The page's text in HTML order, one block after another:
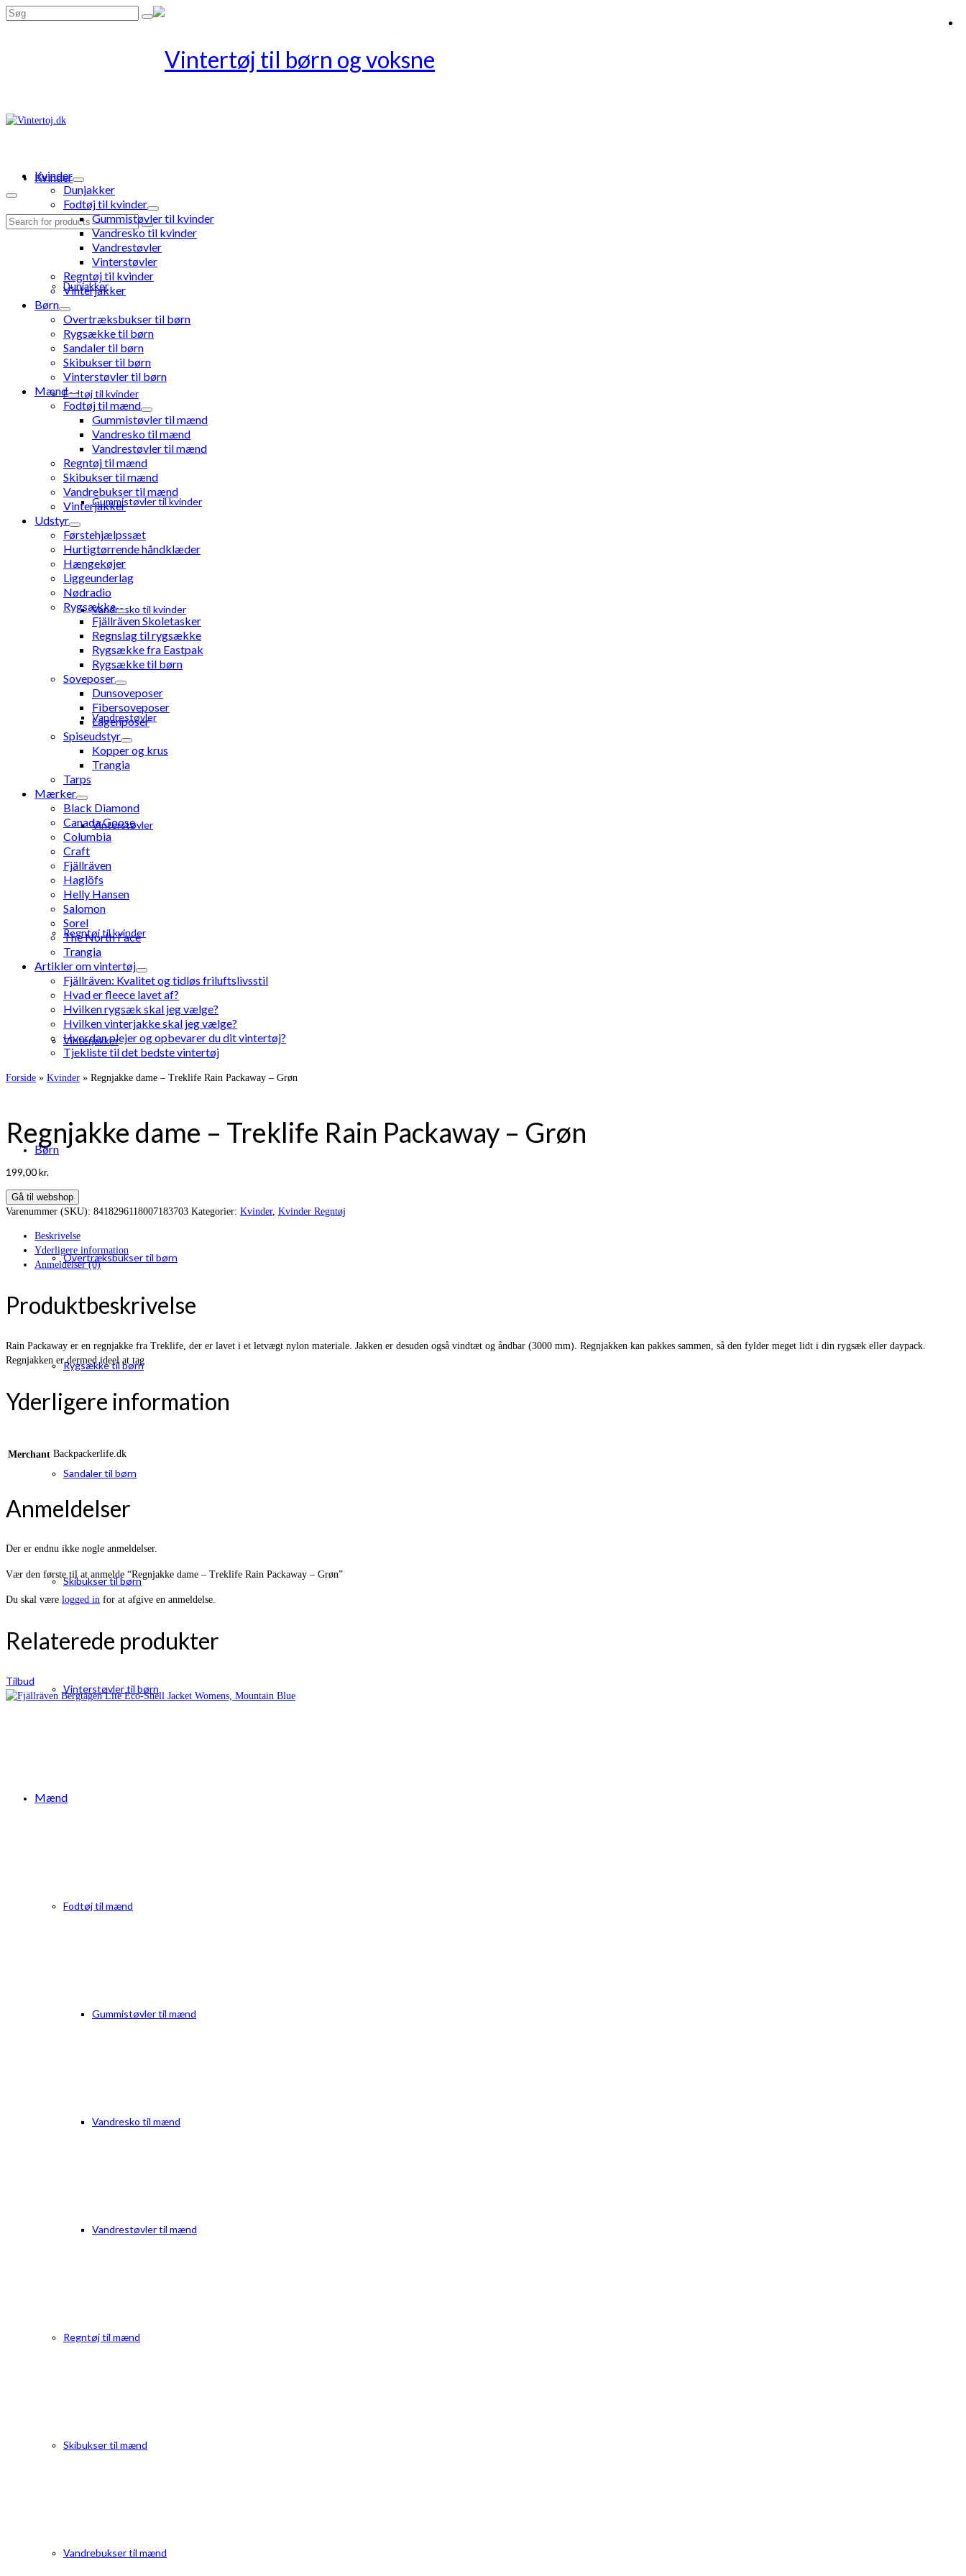
Search
Kvinder
Dunjakker
Fodtøj til kvinder
Gummistøvler til kvinder
Vandresko til kvinder
Vandrestøvler
Vinterstøvler
Regntøj til kvinder
Vinterjakker
Børn
Overtræksbukser til børn
Rygsække til børn
Sandaler til børn
Skibukser til børn
Vinterstøvler til børn
Mænd
Fodtøj til mænd
Gummistøvler til mænd
Vandresko til mænd
Vandrestøvler til mænd
Regntøj til mænd
Skibukser til mænd
Vandrebukser til mænd
Search
Kvinder
Dunjakker
Fodtøj til kvinder
Gummistøvler til kvinder
Vandresko til kvinder
Vandrestøvler
Vinterstøvler
Regntøj til kvinder
Vinterjakker
Børn
Overtræksbukser til børn
Rygsække til børn
Sandaler til børn
Skibukser til børn
Vinterstøvler til børn
Mænd
Fodtøj til mænd
Gummistøvler til mænd
Vandresko til mænd
Vandrestøvler til mænd
Regntøj til mænd
Skibukser til mænd
Vandrebukser til mænd
Vinterjakker
Udstyr
Førstehjælpssæt
Hurtigtørrende håndklæder
Hængekøjer
Liggeunderlag
Nødradio
Rygsække
Fjällräven Skoletasker
Regnslag til rygsække
Rygsække fra Eastpak
Rygsække til børn
Soveposer
Dunsoveposer
Fibersoveposer
Lagenposer
Spiseudstyr
Kopper og krus
Trangia
Tarps
Mærker
Black Diamond
Canada Goose
Columbia
Craft
Fjällräven
Haglöfs
Helly Hansen
Salomon
Sorel
The North Face
Trangia
Artikler om vintertøj
Fjällräven: Kvalitet og tidløs friluftslivsstil
Hvad er fleece lavet af?
Hvilken rygsæk skal jeg vælge?
Hvilken vinterjakke skal jeg vælge?
Hvordan plejer og opbevarer du dit vintertøj?
Tjekliste til det bedste vintertøj
Forside » Kvinder » Regnjakke dame – Treklife Rain Packaway – Grøn
Regnjakke dame – Treklife Rain Packaway – Grøn
199,00kr.
Gå til webshop
Varenummer (SKU): 8418296118007183703 Kategorier: Kvinder, Kvinder Regntøj
Beskrivelse
Yderligere information
Anmeldelser (0)
Produktbeskrivelse
Rain Packaway er en regnjakke fra Treklife, der er lavet i et letvægt nylon materiale. Jakken er desuden også vindtæt og åndbar (3000 mm). Regnjakken kan pakkes sammen, så den fylder meget lidt i din rygsæk eller daypack.
Regnjakken er dermed ideel at tag
Yderligere information
Merchant Backpackerlife.dk
Anmeldelser
Der er endnu ikke nogle anmeldelser.
Vær den første til at anmelde “Regnjakke dame – Treklife Rain Packaway – Grøn”
Du skal være logged in for at afgive en anmeldelse.
Relaterede produkter
Tilbud